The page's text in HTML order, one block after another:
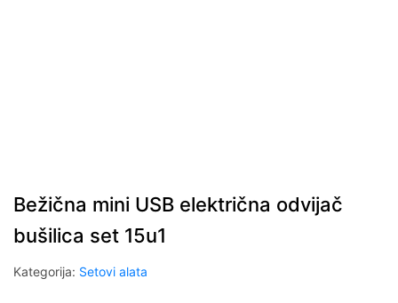
Bežična mini USB električna odvijač
bušilica set 15u1
Kategorija: Setovi alata